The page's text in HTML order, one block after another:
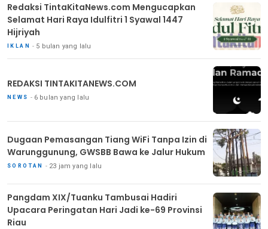
Redaksi TintaKitaNews.com Mengucapkan
Selamat Hari Raya Idulfitri 1 Syawal 1447
Hijriyah
IKLAN 5 bulan yang lalu
REDAKSI TINTAKITANEWS.COM
NEWS 6 bulan yang lalu
Dugaan Pemasangan Tiang WiFi Tanpa Izin di
Warunggunung, GWSBB Bawa ke Jalur Hukum
SOROTAN 23 jam yang lalu
Pangdam XIX/Tuanku Tambusai Hadiri
Upacara Peringatan Hari Jadi ke-69 Provinsi
Riau